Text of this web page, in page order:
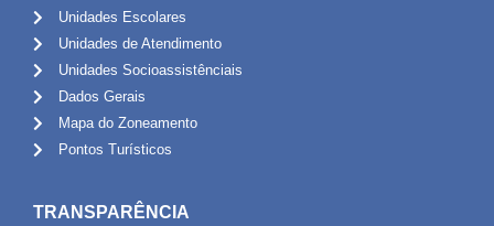
Unidades Escolares
Unidades de Atendimento
Unidades Socioassistênciais
Dados Gerais
Mapa do Zoneamento
Pontos Turísticos
TRANSPARÊNCIA